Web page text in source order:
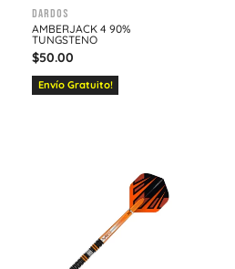
Dardos
AMBERJACK 4 90%
TUNGSTENO
$50.00
Envío Gratuito!